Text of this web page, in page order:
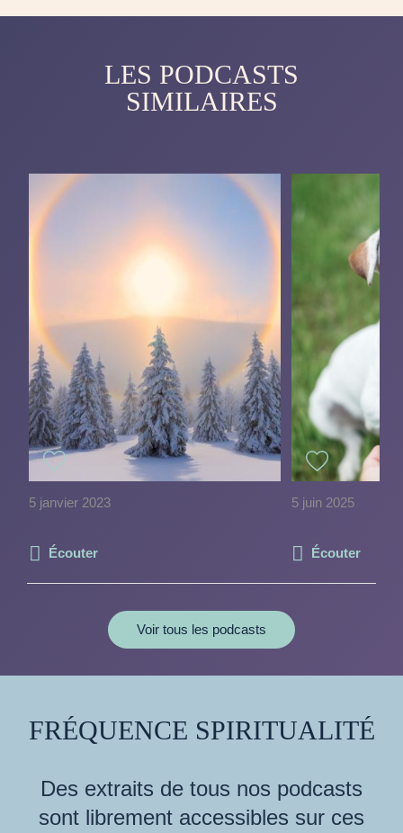
LES PODCASTS
SIMILAIRES
5 janvier 2023
Écouter
5 juin 2025
Écouter
Voir tous les podcasts
FRÉQUENCE SPIRITUALITÉ
Des extraits de tous nos podcasts
sont librement accessibles sur ces